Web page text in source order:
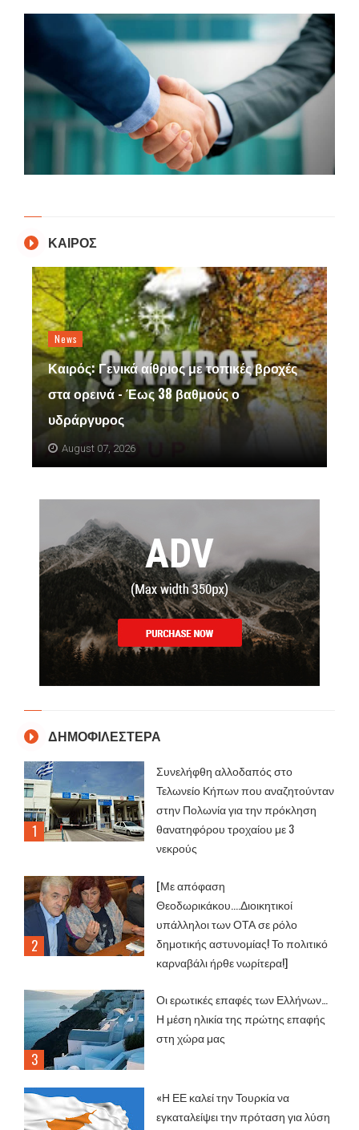
ΚΑΙΡΟΣ
News
Καιρός: Γενικά αίθριος με τοπικές βροχές
στα ορεινά - Έως 38 βαθμούς ο
υδράργυρος
August 07, 2026
ΔΗΜΟΦΙΛΕΣΤΕΡΑ
Συνελήφθη αλλοδαπός στο
Τελωνείο Κήπων που αναζητούνταν
στην Πολωνία για την πρόκληση
θανατηφόρου τροχαίου με 3
νεκρούς
[Με απόφαση
Θεοδωρικάκου....Διοικητικοί
υπάλληλοι των ΟΤΑ σε ρόλο
δημοτικής αστυνομίας! Το πολιτικό
καρναβάλι ήρθε νωρίτερα!]
Οι ερωτικές επαφές των Ελλήνων…
Η μέση ηλικία της πρώτης επαφής
στη χώρα μας
«Η ΕΕ καλεί την Τουρκία να
εγκαταλείψει την πρόταση για λύση